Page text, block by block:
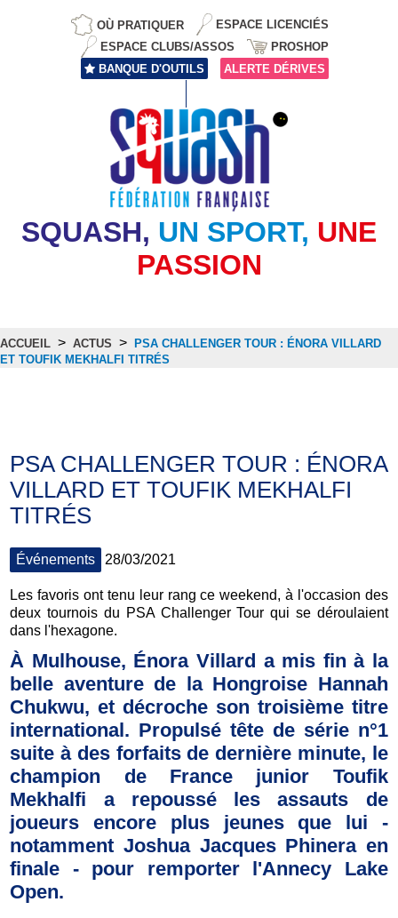
OÙ PRATIQUER
ESPACE LICENCIÉS
ESPACE CLUBS/ASSOS
PROSHOP
BANQUE D'OUTILS
ALERTE DÉRIVES
SQUASH, UN SPORT, UNE
PASSION
ACCUEIL > ACTUS > PSA CHALLENGER TOUR : ÉNORA VILLARD
ET TOUFIK MEKHALFI TITRÉS
PSA CHALLENGER TOUR : ÉNORA
VILLARD ET TOUFIK MEKHALFI
TITRÉS
Événements 28/03/2021
Les favoris ont tenu leur rang ce weekend, à l'occasion des
deux tournois du PSA Challenger Tour qui se déroulaient
dans l'hexagone.
À Mulhouse, Énora Villard a mis fin à la
belle aventure de la Hongroise Hannah
Chukwu, et décroche son troisième titre
international. Propulsé tête de série n°1
suite à des forfaits de dernière minute, le
champion de France junior Toufik
Mekhalfi a repoussé les assauts de
joueurs encore plus jeunes que lui -
notamment Joshua Jacques Phinera en
finale - pour remporter l'Annecy Lake
Open.